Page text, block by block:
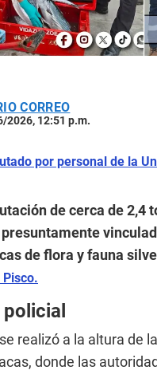
CORREO
2026, 12:51 p.m.
por personal de la
de cerca de 2,4
de flora y fauna
realizó a la altura de
donde las